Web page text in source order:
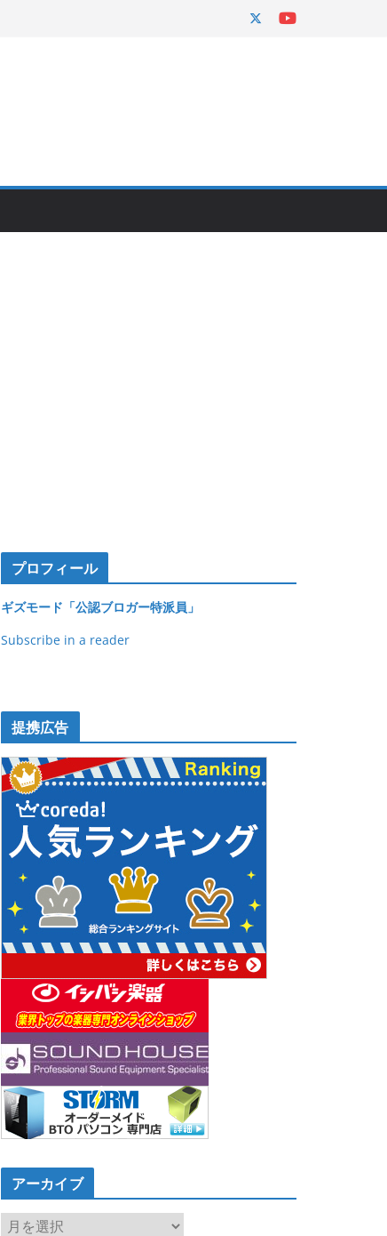
プロフィール
ギズモード「公認ブロガー特派員」
Subscribe in a reader
提携広告
アーカイブ
ア